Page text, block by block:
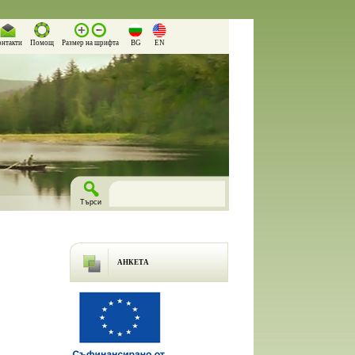
Помощ Размер на шрифта BG EN
АНКЕТА